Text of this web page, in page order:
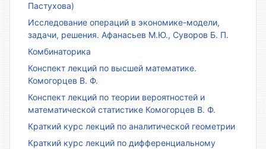
Пастухова)
Исследование операций в экономике-модели,
задачи, решения. Афанасьев М.Ю., Суворов Б. П.
Комбинаторика
Конспект лекций по высшей математике.
Комогорцев В. Ф.
Конспект лекций по теории вероятностей и
математической статистике Комогорцев В. Ф.
Краткий курс лекций по аналитической геометрии
Краткий курс лекций по дифференциальному